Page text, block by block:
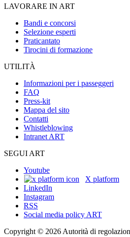
LAVORARE IN ART
Bandi e concorsi
Selezione esperti
Praticantato
Tirocini di formazione
UTILITÀ
Informazioni per i passeggeri
FAQ
Press-kit
Mappa del sito
Contatti
Whistleblowing
Intranet ART
SEGUI ART
Youtube
X platform
LinkedIn
Instagram
RSS
Social media policy ART
Copyright © 2026 Autorità di